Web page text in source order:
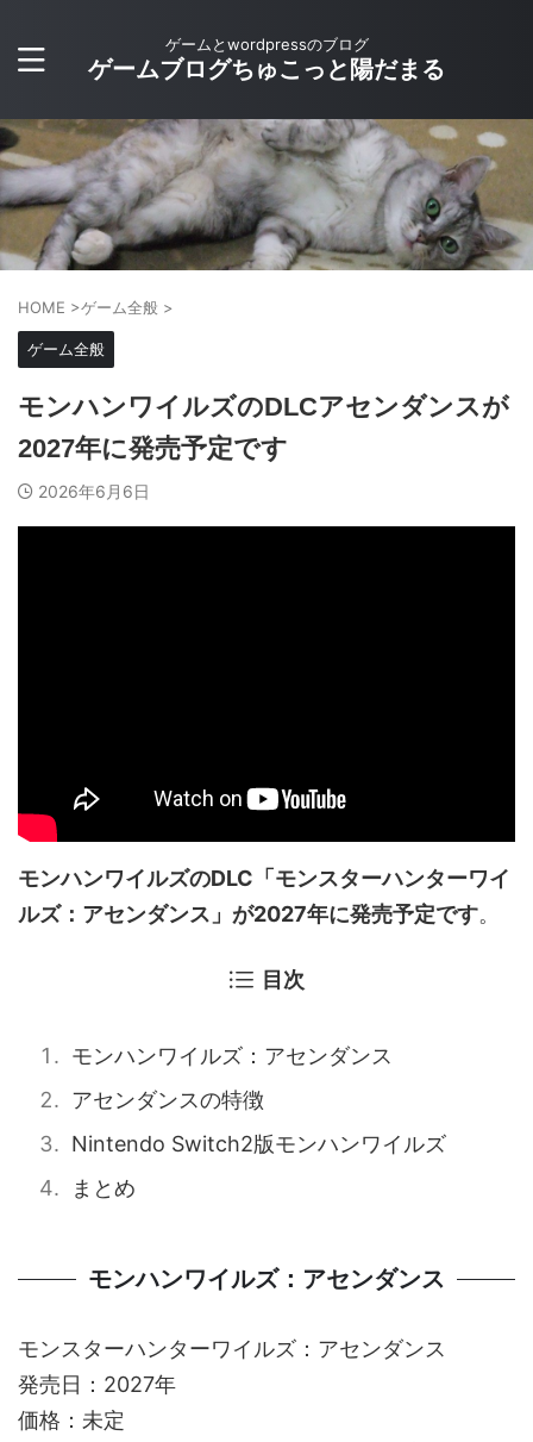
ゲームとwordpressのブログ
ゲームブログちゅこっと陽だまる
HOME >ゲーム全般 >
ゲーム全般
モンハンワイルズのDLCアセンダンスが
2027年に発売予定です
2026年6月6日
モンハンワイルズのDLC「モンスターハンターワイ
ルズ：アセンダンス」が2027年に発売予定です。
目次
モンハンワイルズ：アセンダンス
アセンダンスの特徴
Nintendo Switch2版モンハンワイルズ
まとめ
モンハンワイルズ：アセンダンス
モンスターハンターワイルズ：アセンダンス
発売日：2027年
価格：未定